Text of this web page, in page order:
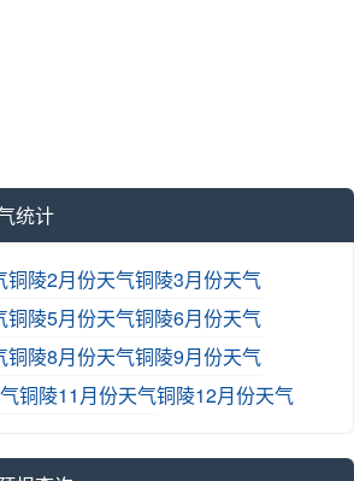
统计
铜陵2月份天气铜陵3月份天气
铜陵5月份天气铜陵6月份天气
铜陵8月份天气铜陵9月份天气
铜陵11月份天气铜陵12月份天气